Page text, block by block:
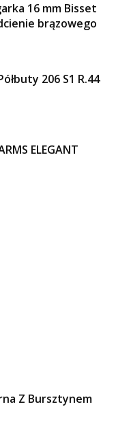
16 mm Bisset
brązowego
206 S1 R.44
ELEGANT
Z Bursztynem